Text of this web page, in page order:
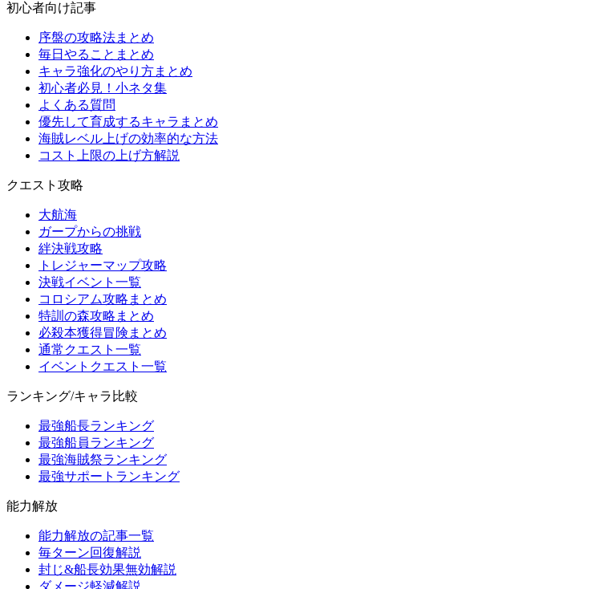
初心者向け記事
序盤の攻略法まとめ
毎日やることまとめ
キャラ強化のやり方まとめ
初心者必見！小ネタ集
よくある質問
優先して育成するキャラまとめ
海賊レベル上げの効率的な方法
コスト上限の上げ方解説
クエスト攻略
大航海
ガープからの挑戦
絆決戦攻略
トレジャーマップ攻略
決戦イベント一覧
コロシアム攻略まとめ
特訓の森攻略まとめ
必殺本獲得冒険まとめ
通常クエスト一覧
イベントクエスト一覧
ランキング/キャラ比較
最強船長ランキング
最強船員ランキング
最強海賊祭ランキング
最強サポートランキング
能力解放
能力解放の記事一覧
毎ターン回復解説
封じ&船長効果無効解説
ダメージ軽減解説